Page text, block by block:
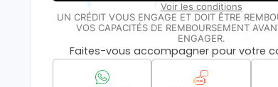
Voir les conditions
UN CRÉDIT VOUS ENGAGE ET DOIT ÊTRE
VOS CAPACITÉS DE REMBOURSEMENT
ENGAGER.
Faites-vous accompagner pour votre